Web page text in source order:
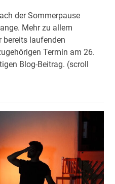
der Sommerpause
Mehr zu allem
bereits laufenden
Termin am 26.
Blog-Beitrag. (scroll